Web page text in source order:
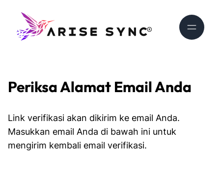
Periksa Alamat Email Anda
Link verifikasi akan dikirim ke email Anda.
Masukkan email Anda di bawah ini untuk
mengirim kembali email verifikasi.